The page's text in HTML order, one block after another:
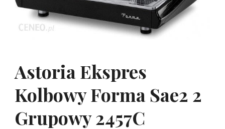
Astoria Ekspres
Kolbowy Forma Sae2 2
Grupowy 2457C